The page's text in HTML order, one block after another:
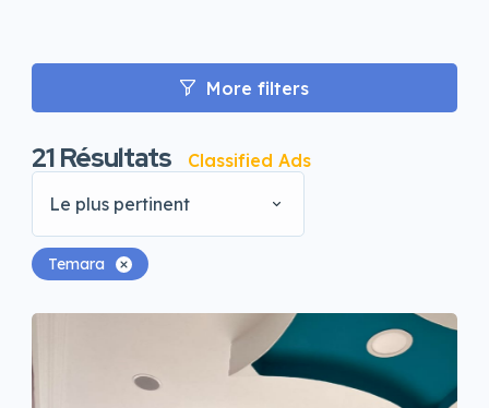
More filters
21Résultats
Classified Ads
Le plus pertinent
Temara